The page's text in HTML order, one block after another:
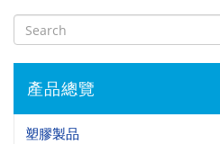
產品總覽
塑膠製品